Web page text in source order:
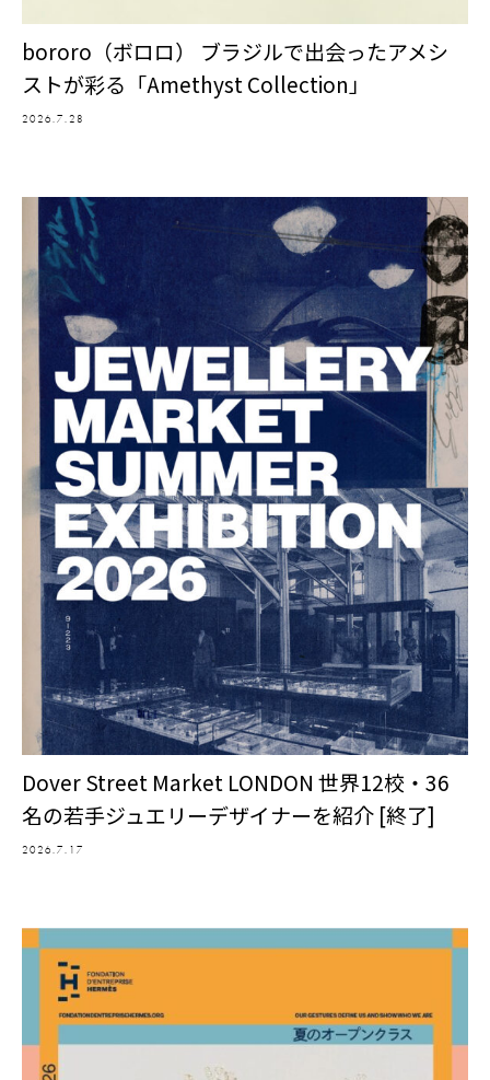
bororo（ボロロ） ブラジルで出会ったアメシ
ストが彩る「Amethyst Collection」
2026.7.28
Dover Street Market LONDON 世界12校・36
名の若手ジュエリーデザイナーを紹介 [終了]
2026.7.17